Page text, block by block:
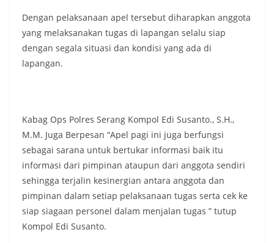
Dengan pelaksanaan apel tersebut diharapkan anggota
yang melaksanakan tugas di lapangan selalu siap
dengan segala situasi dan kondisi yang ada di
lapangan.
Kabag Ops Polres Serang Kompol Edi Susanto., S.H.,
M.M. Juga Berpesan “Apel pagi ini juga berfungsi
sebagai sarana untuk bertukar informasi baik itu
informasi dari pimpinan ataupun dari anggota sendiri
sehingga terjalin kesinergian antara anggota dan
pimpinan dalam setiap pelaksanaan tugas serta cek ke
siap siagaan personel dalam menjalan tugas ” tutup
Kompol Edi Susanto.